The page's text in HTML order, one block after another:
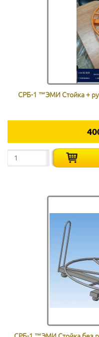
СРБ-1 ™ЭМИ Стойка +